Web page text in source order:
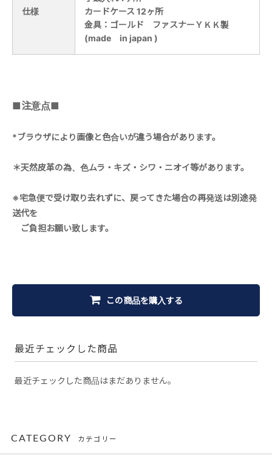
仕様
カードケース 12ヶ所
金具：ゴールド ファスナーＹＫＫ製
(made in japan )
■注意点■
*ブラウザにより画像と色合いが違う場合があります。
＊天然皮革の為、色ムラ・キズ・シワ・ニオイ等があります。
※宅急便で受け取り去れずに、戻ってきた場合の再発送は別途発
送代を
ご負担お願い致します。
この商品を購入する
最近チェックした商品
最近チェックした商品はまだありません。
CATEGORY カテゴリー